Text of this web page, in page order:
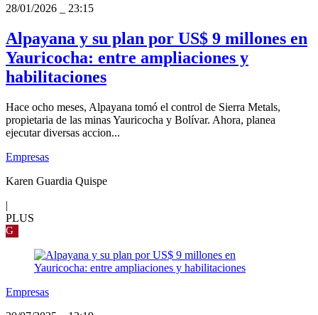
28/01/2026
23:15
Alpayana y su plan por US$ 9 millones en
Yauricocha: entre ampliaciones y
habilitaciones
Hace ocho meses, Alpayana tomó el control de Sierra Metals,
propietaria de las minas Yauricocha y Bolívar. Ahora, planea
ejecutar diversas accion...
Empresas
Karen Guardia Quispe
|
PLUS
G
Empresas